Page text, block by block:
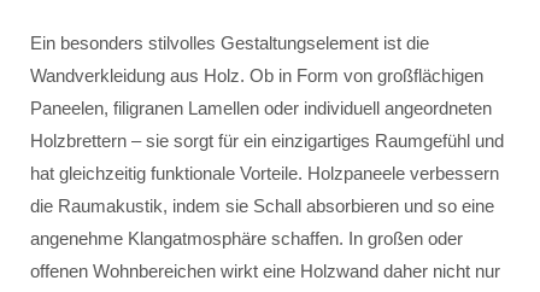
Ein besonders stilvolles Gestaltungselement ist die
Wandverkleidung aus Holz. Ob in Form von großflächigen
Paneelen, filigranen Lamellen oder individuell angeordneten
Holzbrettern – sie sorgt für ein einzigartiges Raumgefühl und
hat gleichzeitig funktionale Vorteile. Holzpaneele verbessern
die Raumakustik, indem sie Schall absorbieren und so eine
angenehme Klangatmosphäre schaffen. In großen oder
offenen Wohnbereichen wirkt eine Holzwand daher nicht nur